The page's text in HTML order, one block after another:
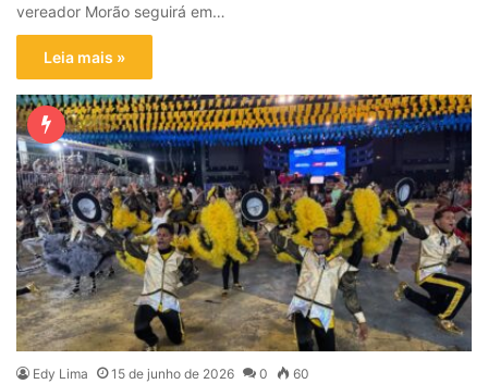
vereador Morão seguirá em…
Leia mais »
Edy Lima 15 de junho de 2026 0 60